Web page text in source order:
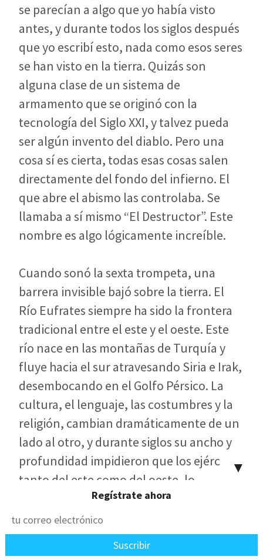
se parecían a algo que yo había visto
antes, y durante todos los siglos después
que yo escribí esto, nada como esos seres
se han visto en la tierra. Quizás son
alguna clase de un sistema de
armamento que se originó con la
tecnología del Siglo XXI, y talvez pueda
ser algún invento del diablo. Pero una
cosa sí es cierta, todas esas cosas salen
directamente del fondo del infierno. El
que abre el abismo las controlaba. Se
llamaba a sí mismo “El Destructor”. Este
nombre es algo lógicamente increíble.
Cuando sonó la sexta trompeta, una
barrera invisible bajó sobre la tierra. El
Río Eufrates siempre ha sido la frontera
tradicional entre el este y el oeste. Este
río nace en las montañas de Turquía y
fluye hacia el sur atravesando Siria e Irak,
desembocando en el Golfo Pérsico. La
cultura, el lenguaje, las costumbres y la
religión, cambian dramáticamente de un
lado al otro, y durante siglos su ancho y
profundidad impidieron que los ejércitos,
tanto del este como del oeste, lo
pudieran cruzar. Pero ahora, esta barrera,
representada por cuatro ángeles que
están atados, se estaba eliminando y un
inmenso ejército de 200 millones de
▼
Regístrate ahora